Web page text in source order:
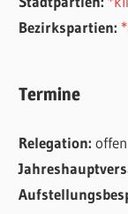
Bezirkspartien:
Termine
Relegation:offen